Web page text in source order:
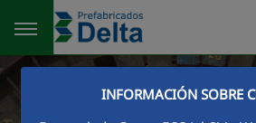
Salta al contingut principal
INFORMACIÓN SOBRE